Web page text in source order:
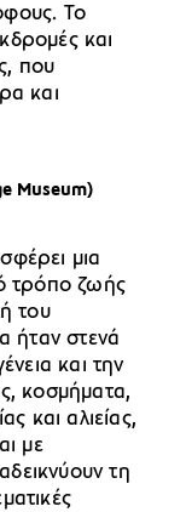
Το
και
που
και
Museum)
μια
τρόπο ζωής
του
ήταν στενά
και την
κοσμήματα,
και αλιείας,
με
τη